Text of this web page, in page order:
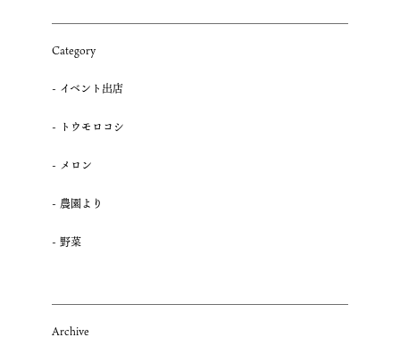
Category
イベント出店
トウモロコシ
メロン
農園より
野菜
Archive